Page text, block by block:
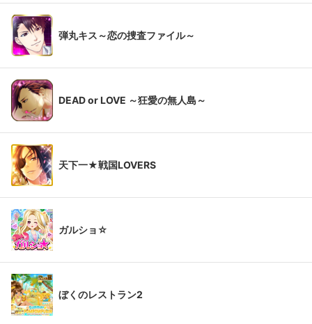
弾丸キス～恋の捜査ファイル～
DEAD or LOVE ～狂愛の無人島～
天下一★戦国LOVERS
ガルショ☆
ぼくのレストラン2